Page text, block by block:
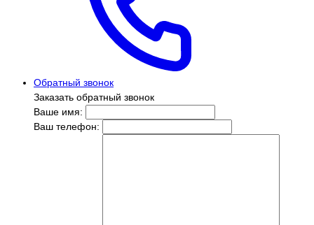
Обратный звонок
Заказать обратный звонок
Ваше имя:
Ваш телефон: